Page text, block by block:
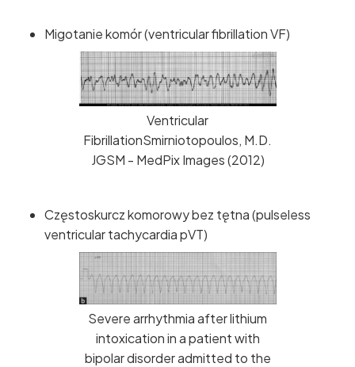
Migotanie komór (ventricular fibrillation VF)
Ventricular
FibrillationSmirniotopoulos, M.D.
JGSM - MedPix Images (2012)
Częstoskurcz komorowy bez tętna (pulseless
ventricular tachycardia pVT)
Severe arrhythmia after lithium
intoxication in a patient with
bipolar disorder admitted to the